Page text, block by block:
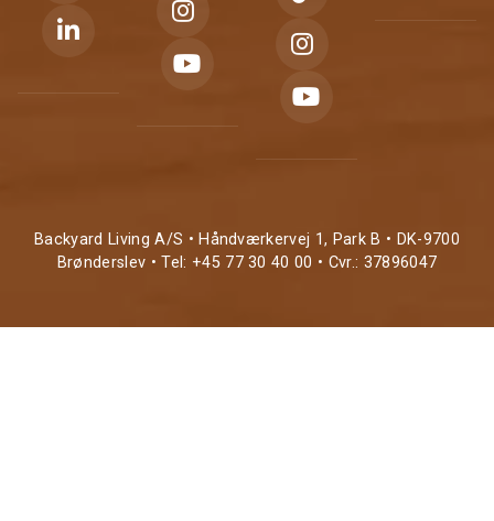
Backyard Living A/S • Håndværkervej 1, Park B • DK-9700
Brønderslev • Tel: +45 77 30 40 00 • Cvr.: 37896047